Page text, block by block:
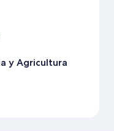
y Agricultura